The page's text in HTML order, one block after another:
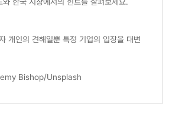
개인의 견해일뿐 특정 기업의 입장을 대변
Bishop/Unsplash